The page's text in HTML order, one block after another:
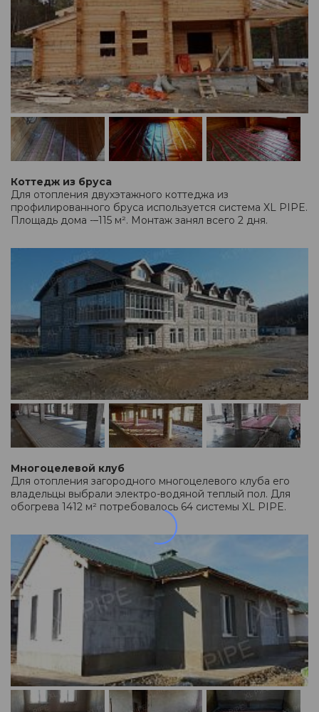
Коттедж из бруса
Для отопления двухэтажного коттеджа из
профилированного бруса используется система XL PIPE.
Площадь дома -–115 м². Монтаж занял всего 2 дня.
Многоцелевой клуб
Для отопления загородного многоцелевого клуба его
владельцы выбрали электро-водяной теплый пол. Для
обогрева 1412 м² потребовалось 64 системы XL PIPE.